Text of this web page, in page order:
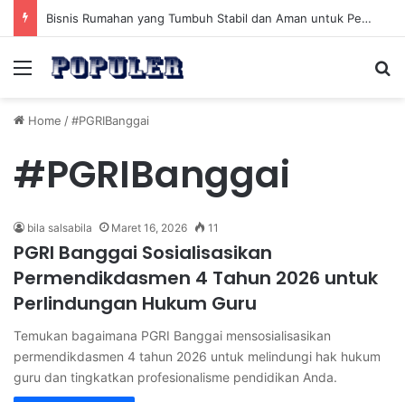
Bisnis Rumahan yang Tumbuh Stabil dan Aman untuk Pendapatan Jangka Panjang
Menu
Home /#PGRIBanggai
#PGRIBanggai
bila salsabila Maret 16, 2026 11
PGRI Banggai Sosialisasikan
Permendikdasmen 4 Tahun 2026 untuk
Perlindungan Hukum Guru
Temukan bagaimana PGRI Banggai mensosialisasikan
permendikdasmen 4 tahun 2026 untuk melindungi hak hukum
guru dan tingkatkan profesionalisme pendidikan Anda.